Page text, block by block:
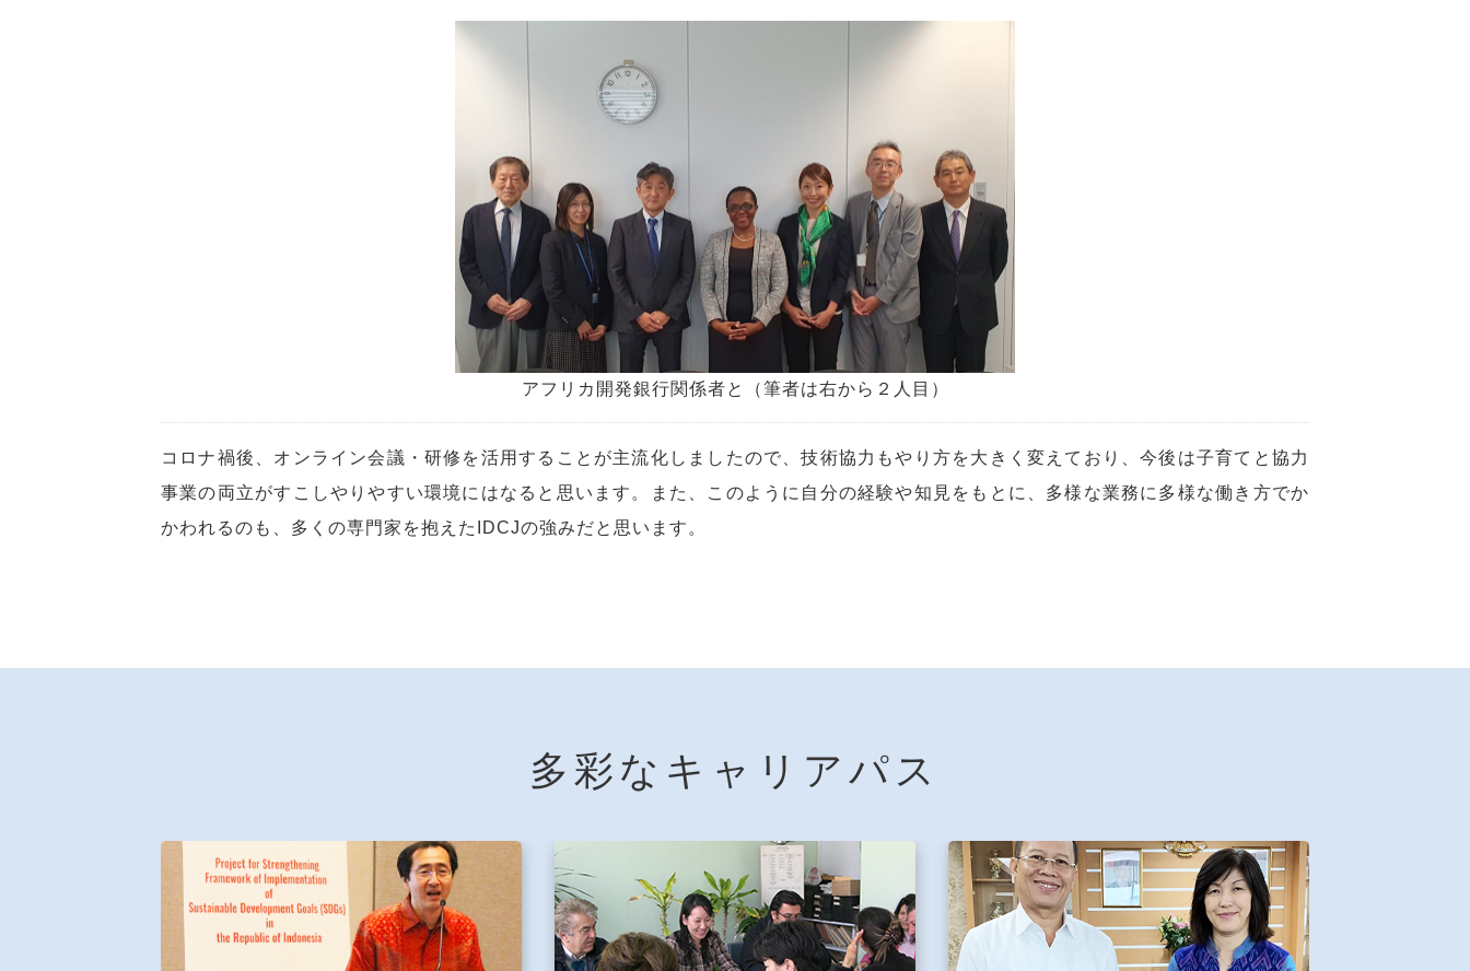
アフリカ開発銀行関係者と（筆者は右から２人目）
コロナ禍後、オンライン会議・研修を活用することが主流化しましたので、技術協力もやり方を大きく変えており、今後は子育てと協力
事業の両立がすこしやりやすい環境にはなると思います。また、このように自分の経験や知見をもとに、多様な業務に多様な働き方でか
かわれるのも、多くの専門家を抱えたIDCJの強みだと思います。
多彩なキャリアパス